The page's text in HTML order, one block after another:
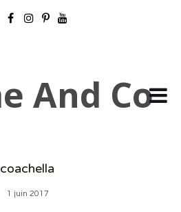
coachella
1 juin 2017